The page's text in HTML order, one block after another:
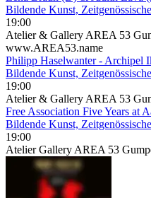
Bildende Kunst,
19:00
Atelier & Gallery AREA 53
www.AREA53.name
Philipp Haselwanter - Archipel
Bildende Kunst,
19:00
Atelier & Gallery AREA 53
Free Association Five Years at
Bildende Kunst,
19:00
Atelier Gallery AREA 53